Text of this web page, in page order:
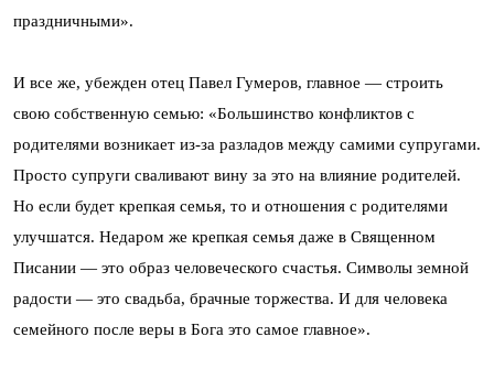
праздничными».
И все же, убежден отец Павел Гумеров, главное — строить
свою собственную семью: «Большинство конфликтов с
родителями возникает из-за разладов между самими супругами.
Просто супруги сваливают вину за это на влияние родителей.
Но если будет крепкая семья, то и отношения с родителями
улучшатся. Недаром же крепкая семья даже в Священном
Писании — это образ человеческого счастья. Символы земной
радости — это свадьба, брачные торжества. И для человека
семейного после веры в Бога это самое главное».